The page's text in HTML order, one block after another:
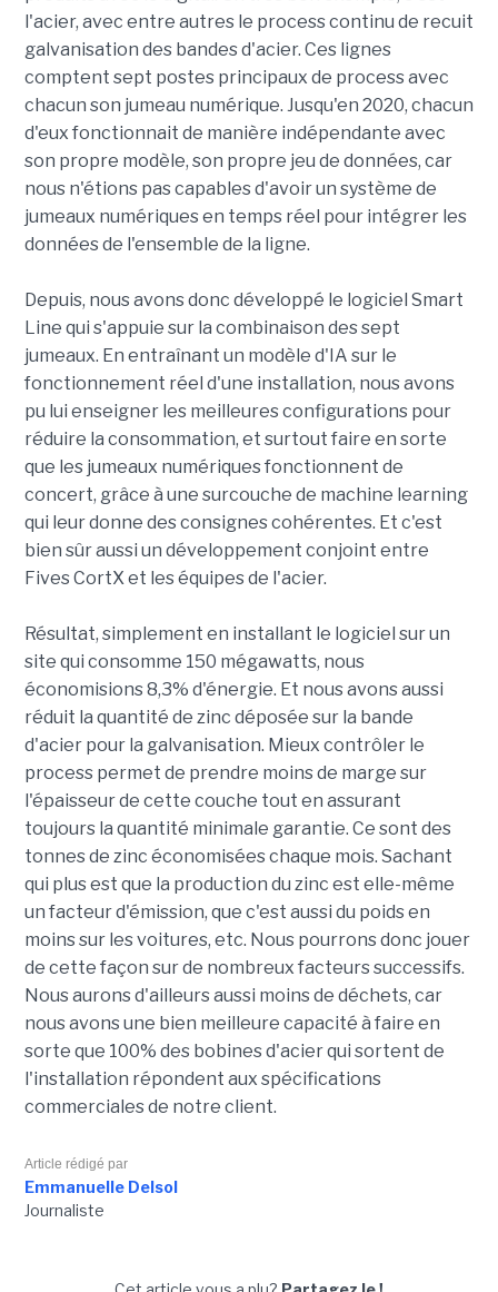
l'acier, avec entre autres le process continu de recuit
galvanisation des bandes d'acier. Ces lignes
comptent sept postes principaux de process avec
chacun son jumeau numérique. Jusqu'en 2020, chacun
d'eux fonctionnait de manière indépendante avec
son propre modèle, son propre jeu de données, car
nous n'étions pas capables d'avoir un système de
jumeaux numériques en temps réel pour intégrer les
données de l'ensemble de la ligne.
Depuis, nous avons donc développé le logiciel Smart
Line qui s'appuie sur la combinaison des sept
jumeaux. En entraînant un modèle d'IA sur le
fonctionnement réel d'une installation, nous avons
pu lui enseigner les meilleures configurations pour
réduire la consommation, et surtout faire en sorte
que les jumeaux numériques fonctionnent de
concert, grâce à une surcouche de machine learning
qui leur donne des consignes cohérentes. Et c'est
bien sûr aussi un développement conjoint entre
Fives CortX et les équipes de l'acier.
Résultat, simplement en installant le logiciel sur un
site qui consomme 150 mégawatts, nous
économisions 8,3% d'énergie. Et nous avons aussi
réduit la quantité de zinc déposée sur la bande
d'acier pour la galvanisation. Mieux contrôler le
process permet de prendre moins de marge sur
l'épaisseur de cette couche tout en assurant
toujours la quantité minimale garantie. Ce sont des
tonnes de zinc économisées chaque mois. Sachant
qui plus est que la production du zinc est elle-même
un facteur d'émission, que c'est aussi du poids en
moins sur les voitures, etc. Nous pourrons donc jouer
de cette façon sur de nombreux facteurs successifs.
Nous aurons d'ailleurs aussi moins de déchets, car
nous avons une bien meilleure capacité à faire en
sorte que 100% des bobines d'acier qui sortent de
l'installation répondent aux spécifications
commerciales de notre client.
Article rédigé par
Emmanuelle Delsol
Journaliste